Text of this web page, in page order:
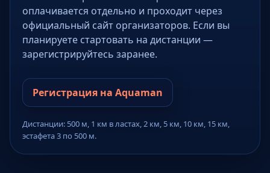
оплачивается отдельно и проходит через
официальный сайт организаторов. Если вы
планируете стартовать на дистанции —
зарегистрируйтесь заранее.
Регистрация на Aquaman
Дистанции: 500 м, 1 км в ластах, 2 км, 5 км, 10 км, 15 км,
эстафета 3 по 500 м.